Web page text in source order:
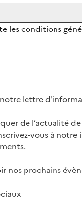
les conditions
lettre
de l’actualité
vous à
nos prochains